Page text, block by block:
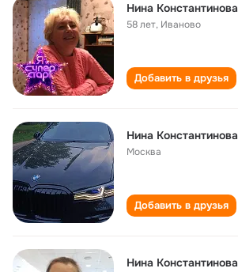
Нина Константинова
58 лет, Иваново
Добавить в друзья
Нина Константинова
Москва
Добавить в друзья
Нина Константинова